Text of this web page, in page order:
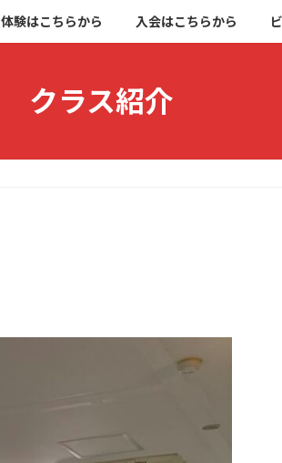
体験はこちらから 入会はこちらから
クラス紹介